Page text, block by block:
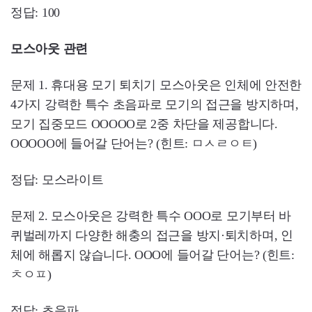
정답: 100
모스아웃 관련
문제 1. 휴대용 모기 퇴치기 모스아웃은 인체에 안전한
4가지 강력한 특수 초음파로 모기의 접근을 방지하며,
모기 집중모드 OOOOO로 2중 차단을 제공합니다.
OOOOO에 들어갈 단어는? (힌트: ㅁㅅㄹㅇㅌ)
정답: 모스라이트
문제 2. 모스아웃은 강력한 특수 OOO로 모기부터 바
퀴벌레까지 다양한 해충의 접근을 방지·퇴치하며, 인
체에 해롭지 않습니다. OOO에 들어갈 단어는? (힌트:
ㅊㅇㅍ)